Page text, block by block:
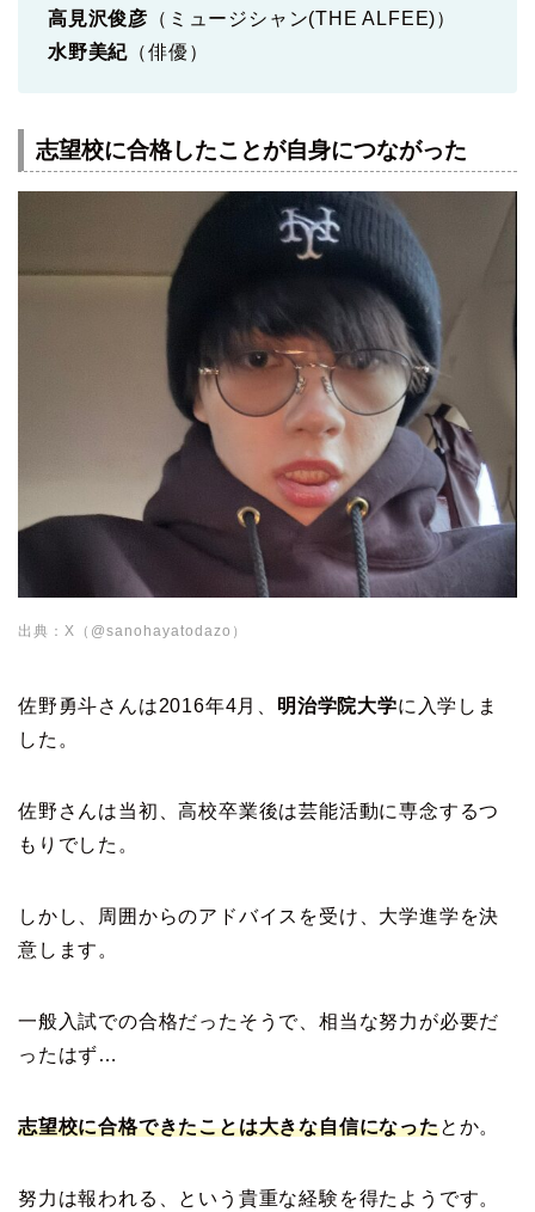
高見沢俊彦 （ミュージシャン(THE ALFEE)）
水野美紀 （俳優）
志望校に合格したことが自身につながった
出典：X（@sanohayatodazo）
佐野勇斗さんは2016年4月、 明治学院大学に入学しま
した。
佐野さんは当初、高校卒業後は芸能活動に専念するつ
もりでした。
しかし、周囲からのアドバイスを受け、大学進学を決
意します。
一般入試での合格だったそうで、相当な努力が必要だ
ったはず…
志望校に合格できたことは大きな自信になったとか。
努力は報われる、という貴重な経験を得たようです。